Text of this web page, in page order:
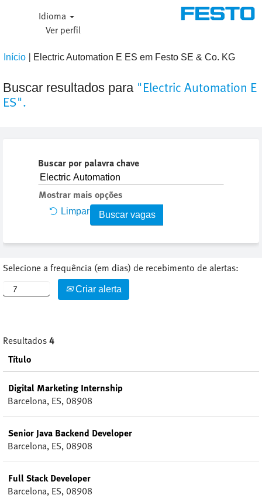
Idioma
Ver perfil
Início | Electric Automation E ES em Festo SE & Co. KG
Buscar resultados para"Electric Automation E
ES".
Buscar por palavra chave
Mostrar mais opções
Limpar
Selecione a frequência (em dias) de recebimento de alertas:
Criar alerta
Resultados4
Título
Digital Marketing Internship
Barcelona, ES, 08908
Senior Java Backend Developer
Barcelona, ES, 08908
Full Stack Developer
Barcelona, ES, 08908